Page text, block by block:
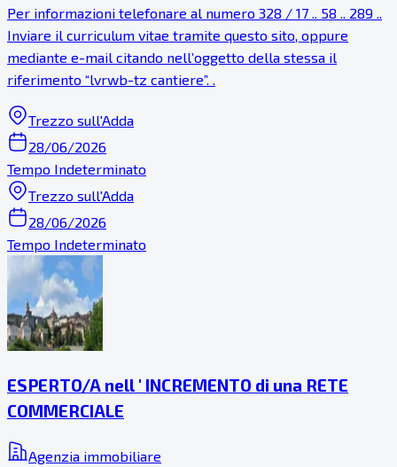
Per informazioni telefonare al numero 328 / 17 .. 58 .. 289 ..
Inviare il curriculum vitae tramite questo sito, oppure
mediante e-mail citando nell’oggetto della stessa il
riferimento “lvrwb-tz cantiere”. .
Trezzo sull'Adda
28/06/2026
Tempo Indeterminato
Trezzo sull'Adda
28/06/2026
Tempo Indeterminato
ESPERTO/A nell ' INCREMENTO di una RETE
COMMERCIALE
Agenzia immobiliare